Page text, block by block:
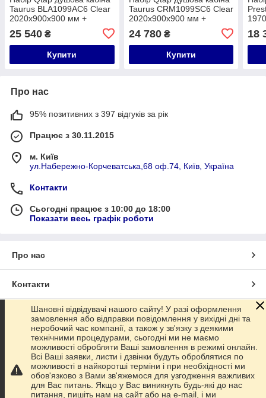
Taurus BLA1099AC6 Clear
2020x900x900 мм +
90x90x12 см з сифоном
25 540 ₴
Купити
Taurus CRM1099SC6 Clear
2020x900x900 мм +
90x90x12 см з сифоном
24 780₴
Купити
18
Про нас
95% позитивних з 397 відгуків за рік
Працює з 30.11.2015
м. Київ
ул.Набережно-Корчеватська,68 оф.74, Київ, Україна
Контакти
Сьогодні працює з 10:00 до 18:00
Показати весь графік роботи
Про нас
Контакти
Доставка та оплата
Графік роботи
Повна версія сайту
Шановні відвідувачі нашого сайту! У разі оформлення
замовлення або відправки повідомлення у вихідні дні та
неробочий час компанії, а також у зв'язку з деякими
технічними процедурами, сьогодні ми не маємо
можливості обробляти Ваші замовлення в режимі онлайн.
Всі Ваші заявки, листи і дзвінки будуть оброблятися по
можливості в найкоротші терміни і при необхідності ми
обов'язково з Вами зв'яжемося для узгодження важливих
для Вас питань. Якщо у Вас виникнуть будь-які до нас
питання, пишіть нам на сайт або на e-mail, і ми